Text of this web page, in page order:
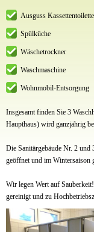
Ausguss
Spülküche
Wäschetrockner
Waschmaschine
Wohnmobil-Entsorgung
Insgesamt finden Sie 3
Haupthaus) wird ganzjährig
Die Sanitärgebäude Nr. 2
geöffnet und im Wintersaison
Wir legen Wert auf
gereinigt und zu